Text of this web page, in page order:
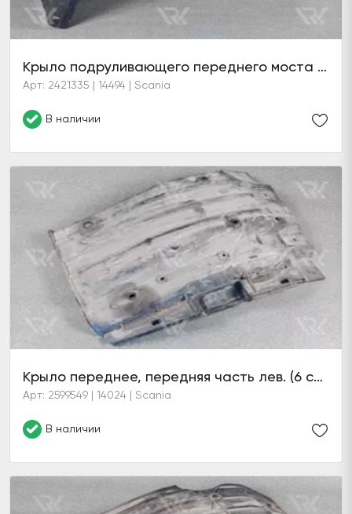
Крыло подруливающего переднего моста SCANIA 6
Арт: 2421335 | 14494 | Scania
В наличии
Крыло переднее, передняя часть лев. (6 серия)
Арт: 2599549 | 14024 | Scania
В наличии